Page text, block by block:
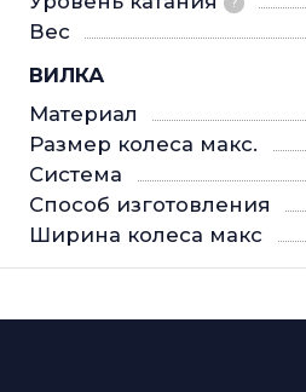
Вес
ВИЛКА
Материал
Размер колеса макс.
Система
Способ изготовления
Ширина колеса макс